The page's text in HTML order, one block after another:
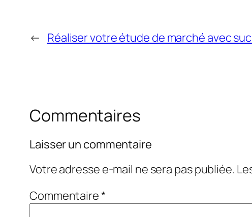
← Réaliser votre étude de marché avec
Commentaires
Laisser un commentaire
Votre adresse e-mail ne sera pas publiée.
Commentaire*